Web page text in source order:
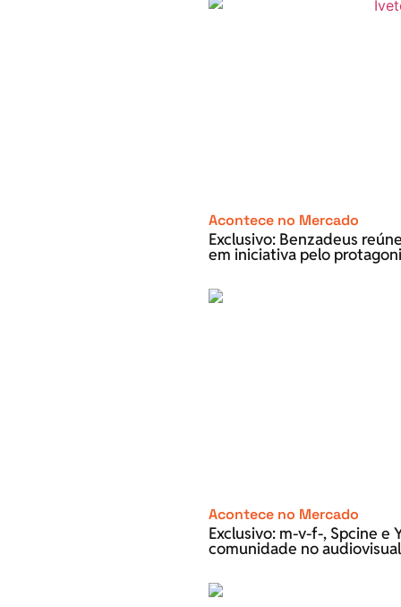
Acontece no Mercado
Exclusivo: Benzadeus
em iniciativa pelo
Acontece no Mercado
Exclusivo: m-v-f-, Spcine e
comunidade no audiovisual